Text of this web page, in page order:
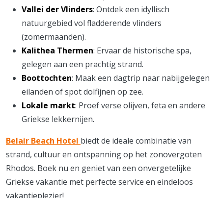
Vallei der Vlinders: Ontdek een idyllisch
natuurgebied vol fladderende vlinders
(zomermaanden).
Kalithea Thermen: Ervaar de historische spa,
gelegen aan een prachtig strand.
Boottochten: Maak een dagtrip naar nabijgelegen
eilanden of spot dolfijnen op zee.
Lokale markt: Proef verse olijven, feta en andere
Griekse lekkernijen.
Belair Beach Hotel biedt de ideale combinatie van
strand, cultuur en ontspanning op het zonovergoten
Rhodos. Boek nu en geniet van een onvergetelijke
Griekse vakantie met perfecte service en eindeloos
vakantieplezier!